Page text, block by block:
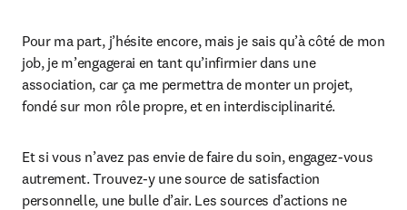
Pour ma part, j’hésite encore, mais je sais qu’à côté de mon
job, je m’engagerai en tant qu’infirmier dans une
association, car ça me permettra de monter un projet,
fondé sur mon rôle propre, et en interdisciplinarité.
Et si vous n’avez pas envie de faire du soin, engagez-vous
autrement. Trouvez-y une source de satisfaction
personnelle, une bulle d’air. Les sources d’actions ne